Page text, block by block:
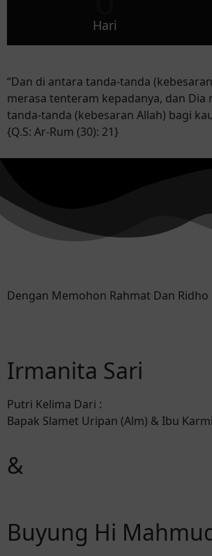
Hari
“Dan di antara tanda-tanda
merasa tenteram kepadanya, dan
tanda-tanda (kebesaran Allah) bagi
{Q.S: Ar-Rum (30): 21}
Dengan Memohon Rahmat Dan
Irmanita Sari
Putri Kelima Dari :
Bapak Slamet Uripan (Alm) & Ibu
&
Buyung Hi